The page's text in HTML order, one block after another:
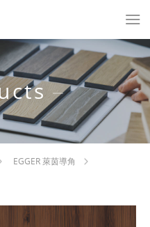
EGGER 萊茵導角